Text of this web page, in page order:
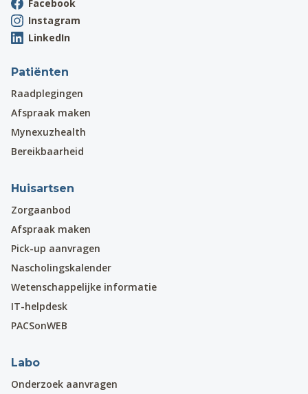
Facebook
Instagram
LinkedIn
Patiënten
Raadplegingen
Afspraak maken
Mynexuzhealth
Bereikbaarheid
Huisartsen
Zorgaanbod
Afspraak maken
Pick-up aanvragen
Nascholingskalender
Wetenschappelijke informatie
IT-helpdesk
PACSonWEB
Labo
Onderzoek aanvragen